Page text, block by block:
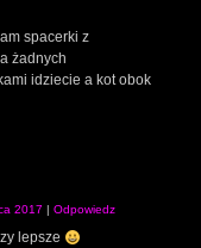
spacerki z
żadnych
idziecie a kot obok
2017 Odpowiedz
lepsze